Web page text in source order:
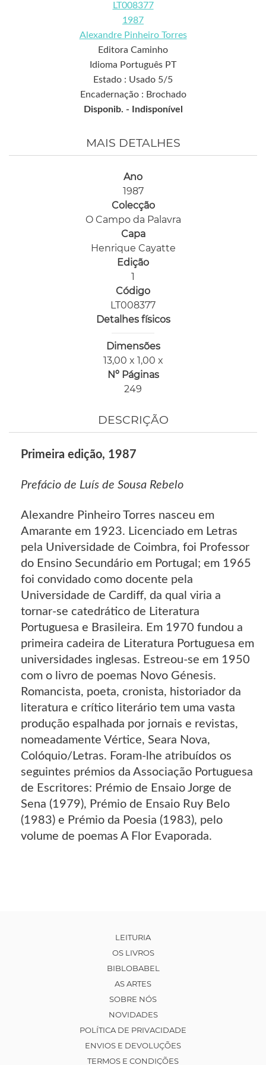
LT008377
1987
Alexandre Pinheiro Torres
Editora Caminho
Idioma Português PT
Estado : Usado 5/5
Encadernação : Brochado
Disponib. -
Indisponível
MAIS DETALHES
Ano
1987
Colecção
O Campo da Palavra
Capa
Henrique Cayatte
Edição
1
Código
LT008377
Detalhes físicos
Dimensões
13,00 x 1,00 x
Nº Páginas
249
DESCRIÇÃO
Primeira edição, 1987
Prefácio de Luís de Sousa Rebelo
Alexandre Pinheiro Torres nasceu em
Amarante em 1923. Licenciado em Letras
pela Universidade de Coimbra, foi Professor
do Ensino Secundário em Portugal; em 1965
foi convidado como docente pela
Universidade de Cardiff, da qual viria a
tornar-se catedrático de Literatura
Portuguesa e Brasileira. Em 1970 fundou a
primeira cadeira de Literatura Portuguesa em
universidades inglesas. Estreou-se em 1950
com o livro de poemas Novo Génesis.
Romancista, poeta, cronista, historiador da
literatura e crítico literário tem uma vasta
produção espalhada por jornais e revistas,
nomeadamente Vértice, Seara Nova,
Colóquio/Letras. Foram-lhe atribuídos os
seguintes prémios da Associação Portuguesa
de Escritores: Prémio de Ensaio Jorge de
Sena (1979), Prémio de Ensaio Ruy Belo
(1983) e Prémio da Poesia (1983), pelo
volume de poemas A Flor Evaporada.
LEITURIA
OS LIVROS
BIBLOBABEL
AS ARTES
SOBRE NÓS
NOVIDADES
POLÍTICA DE PRIVACIDADE
ENVIOS E DEVOLUÇÕES
TERMOS E CONDIÇÕES